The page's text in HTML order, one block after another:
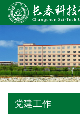
党建工作